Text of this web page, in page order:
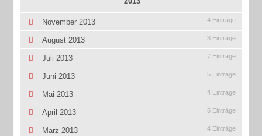
November 2013 4 Einträge
August 2013 3 Einträge
Juli 2013 7 Einträge
Juni 2013 5 Einträge
Mai 2013 4 Einträge
April 2013 5 Einträge
März 2013 4 Einträge